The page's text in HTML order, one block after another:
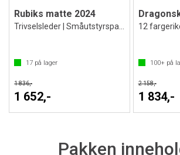
Rubiks matte 2024
17 på lager
1 836,-
1 652,-
12
100+på
2 158,-
1 834,-
Pakken